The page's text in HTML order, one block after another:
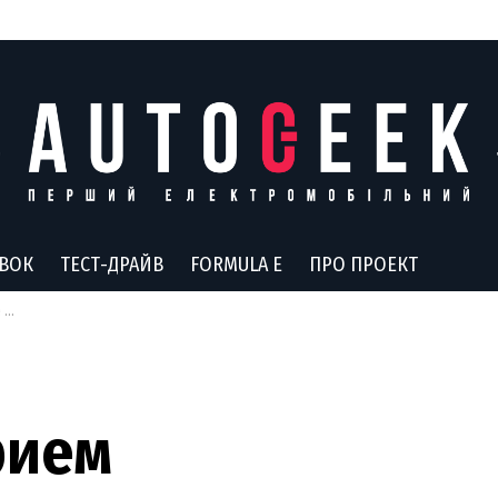
ТЕСТ-ДРАЙВ FORMULA E ПРО ПРОЕКТ